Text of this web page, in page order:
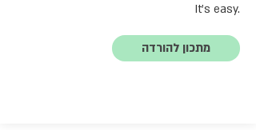
It's easy.
מתכון להורדה